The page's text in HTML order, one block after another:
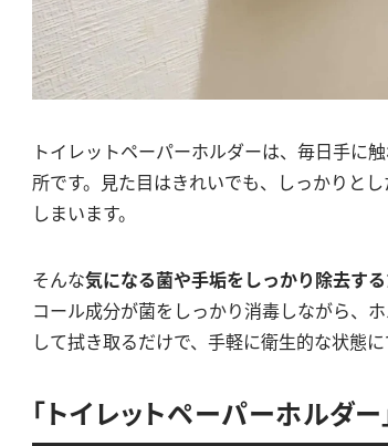
トイレットペーパーホルダーは、毎日手に
所です。見た目はきれいでも、しっかりと
しまいます。
そんな気になる菌や手垢をしっかり除去する
コール成分が菌をしっかり消毒しながら、
して拭き取るだけで、手軽に衛生的な状態に
「トイレットペーパーホルダ